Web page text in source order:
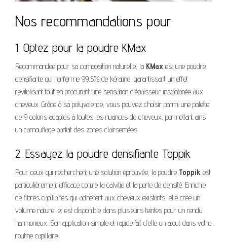
Nos recommandations pour
1. Optez pour la poudre KMax
Recommandée pour sa composition naturelle, la KMax est une poudre
densifiante qui renferme 99,5% de kératine, garantissant un effet
revitalisant tout en procurant une sensation d’épaisseur instantanée aux
cheveux. Grâce à sa polyvalence, vous pouvez choisir parmi une palette
de 9 coloris adaptés à toutes les nuances de cheveux, permettant ainsi
un camouflage parfait des zones clairsemées.
2. Essayez la poudre densifiante Toppik
Pour ceux qui recherchent une solution éprouvée, la poudre Toppik est
particulièrement efficace contre la calvitie et la perte de densité. Enrichie
de fibres capillaires qui adhèrent aux cheveux existants, elle crée un
volume naturel et est disponible dans plusieurs teintes pour un rendu
harmonieux. Son application simple et rapide fait d’elle un atout dans votre
routine capillaire.